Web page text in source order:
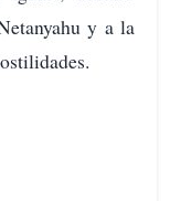
y a la